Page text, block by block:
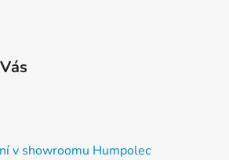
v showroomu Humpolec